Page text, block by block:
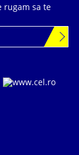
rugam sa te